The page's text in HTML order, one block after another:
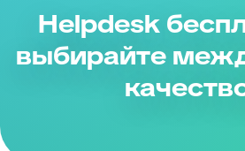
Helpdesk
выбирайте